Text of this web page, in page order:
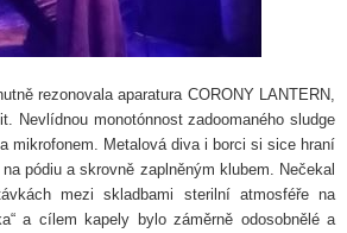
rezonovala aparatura CORONY LANTERN,
Nevlídnou monotónnost zadoomaného sludge
mikrofonem. Metalová diva i borci si sice hraní
pódiu a skrovně zaplněným klubem. Nečekal
mezi skladbami sterilní atmosféře na
a cílem kapely bylo záměrně odosobnělé a